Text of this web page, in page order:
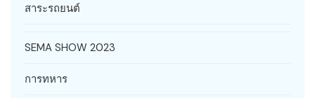
สาระรถยนต์
SEMA SHOW 2023
การทหาร